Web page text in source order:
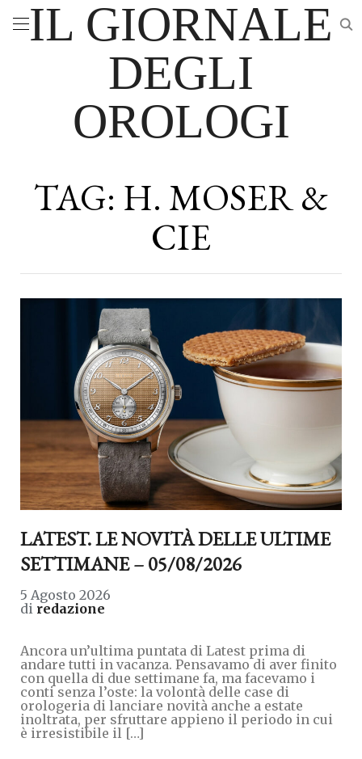
IL GIORNALE
DEGLI
OROLOGI
TAG: H. MOSER &
CIE
LATEST. LE NOVITÀ DELLE ULTIME
SETTIMANE – 05/08/2026
5 Agosto 2026
di redazione
Ancora un’ultima puntata di Latest prima di
andare tutti in vacanza. Pensavamo di aver finito
con quella di due settimane fa, ma facevamo i
conti senza l’oste: la volontà delle case di
orologeria di lanciare novità anche a estate
inoltrata, per sfruttare appieno il periodo in cui
è irresistibile il […]